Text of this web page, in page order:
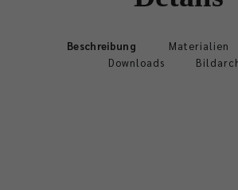
Beschreibung Materialien
Downloads